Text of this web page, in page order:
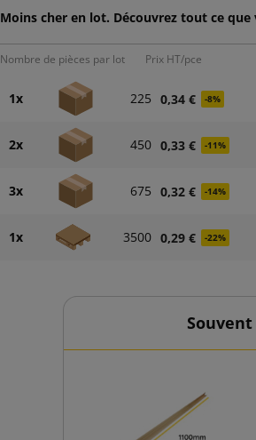
Moins cher en lot. Découvrez tout ce que
Nombre de pièces par lot Prix HT/pce
1x 225 0,34 € -8%
2x 450 0,33 € -11%
3x 675 0,32 € -14%
1x 3500 0,29 € -22%